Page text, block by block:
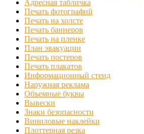
Адресная табличка
Печать фотографий
Печать на холсте
Печать баннеров
Печать на пленке
План эвакуации
Печать постеров
Печать плакатов
Информационный стенд
Наружная реклама
Объемные буквы
Вывески
Знаки безопасности
Виниловые наклейки
Плоттерная резка